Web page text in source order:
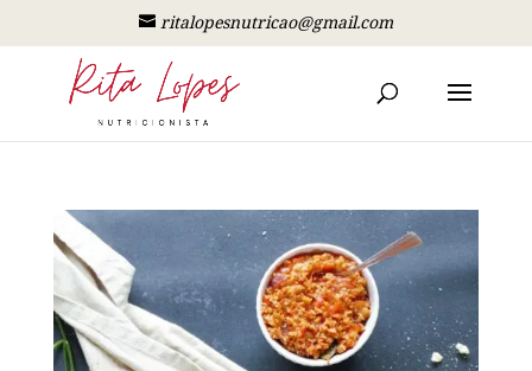
ritalopesnutricao@gmail.com